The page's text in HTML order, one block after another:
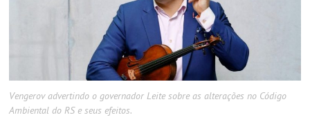
Vengerov advertindo o governador Leite sobre as alterações no Código
Ambiental do RS e seus efeitos.